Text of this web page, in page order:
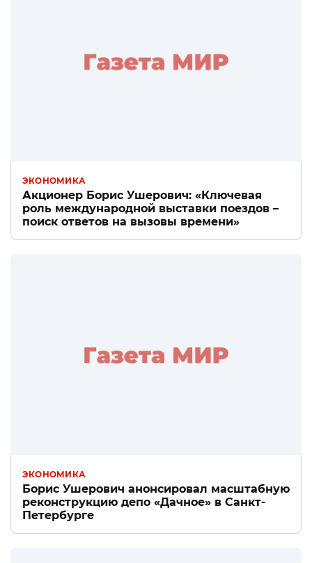
ЭКОНОМИКА
Акционер Борис Ушерович: «Ключевая
роль международной выставки поездов –
поиск ответов на вызовы времени»
ЭКОНОМИКА
Борис Ушерович анонсировал масштабную
реконструкцию депо «Дачное» в Санкт-
Петербурге